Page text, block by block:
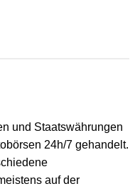
und Staatswährungen
24h/7 gehandelt.
auf der